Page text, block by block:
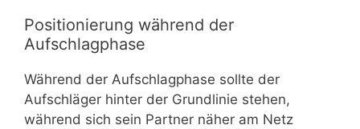
Positionierung während der
Aufschlagphase
Während der Aufschlagphase sollte der
Aufschläger hinter der Grundlinie stehen,
während sich sein Partner näher am Netz